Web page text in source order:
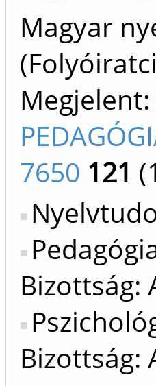
Magyar
Megjelent:
7650 121
Bizottság:
Bizottság: